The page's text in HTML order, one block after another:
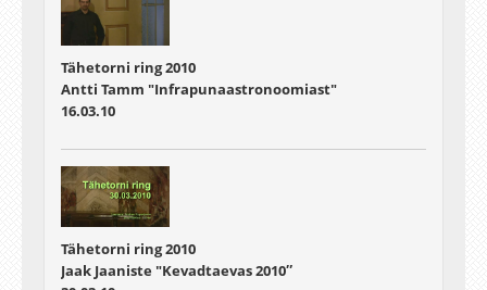
Tähetorni ring 2010
Antti Tamm "Infrapunaastronoomiast"
16.03.10
Tähetorni ring 2010
Jaak Jaaniste "Kevadtaevas 2010″